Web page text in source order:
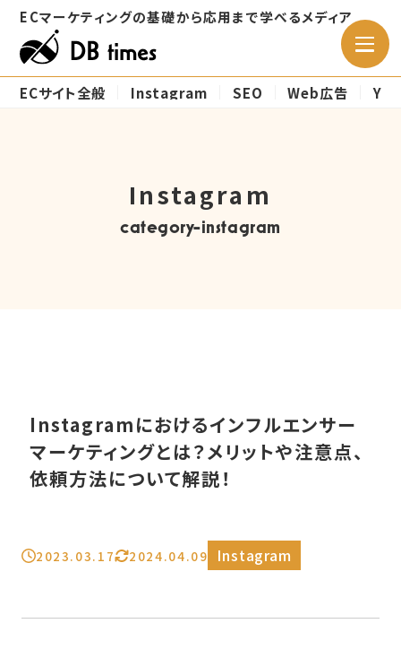
ECマーケティングの基礎から応用まで学べるメディア
ECサイト全般 Instagram SEO Web広告
Instagram
category-instagram
Instagramにおけるインフルエンサー
マーケティングとは？メリットや注意点、
依頼方法について解説！
2023.03.17 2024.04.09 Instagram